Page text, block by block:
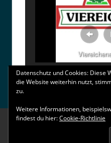
WordPress-Theme:
Datenschutz und Cookies: Diese
die Website weiterhin nutzt,
zu.
Weitere Informationen,
findest du hier:Cookie-Richtlinie